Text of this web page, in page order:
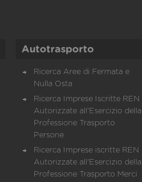
Autotrasporto
Ricerca Aree di Fermata e
Nulla Osta
Ricerca Imprese Iscritte REN
Autorizzate all'Esercizio della
Professione Trasporto
Persone
Ricerca Imprese iscritte REN
Autorizzate all'Esercizio della
Professione Trasporto Merci